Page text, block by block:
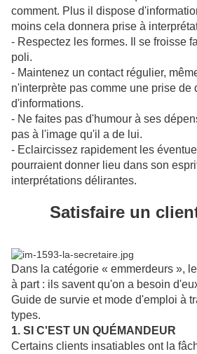
comment. Plus il dispose
moins cela donnera prise à
- Respectez les formes. Il se froisse
poli.
- Maintenez un contact régulier,
n'interprète pas comme une prise de
d'informations.
- Ne faites pas d'humour à ses
pas à l'image qu'il a de lui.
- Eclaircissez rapidement les
pourraient donner lieu dans son
interprétations délirantes.
Satisfaire un
Dans la catégorie « emmerdeurs »,
à part : ils savent qu'on a besoin
Guide de survie et mode d'emploi à
types.
1. SI C'EST UN QUÉMANDEUR
Certains clients insatiables ont la